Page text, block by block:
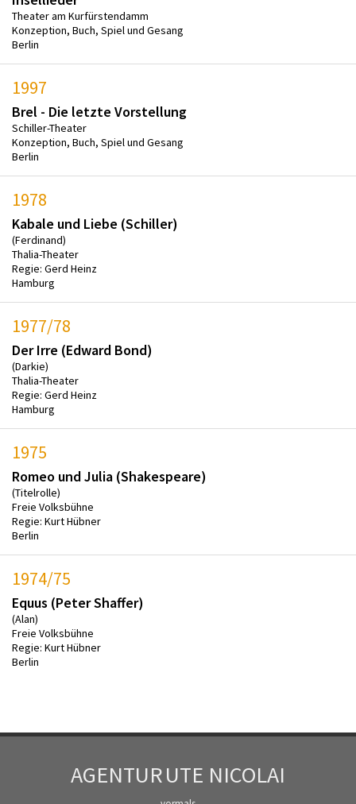
Theater am Kurfürstendamm
Konzeption, Buch, Spiel und Gesang
Berlin
1997
Brel - Die letzte Vorstellung
Schiller-Theater
Konzeption, Buch, Spiel und Gesang
Berlin
1978
Kabale und Liebe (Schiller)
(Ferdinand)
Thalia-Theater
Regie: Gerd Heinz
Hamburg
1977/78
Der Irre (Edward Bond)
(Darkie)
Thalia-Theater
Regie: Gerd Heinz
Hamburg
1975
Romeo und Julia (Shakespeare)
(Titelrolle)
Freie Volksbühne
Regie: Kurt Hübner
Berlin
1974/75
Equus (Peter Shaffer)
(Alan)
Freie Volksbühne
Regie: Kurt Hübner
Berlin
AGENTURUTE NICOLAI